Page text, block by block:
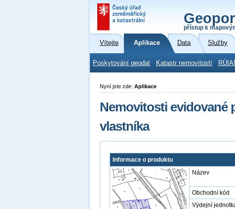
přístup k
Vítejte Aplikace Data Služby
Poskytování geodat Katastr nemovitostí
Nyní jste zde: Aplikace
Nemovitosti evidované
vlastníka
Informace o produktu
Název
Obchodní kód
Výdejní